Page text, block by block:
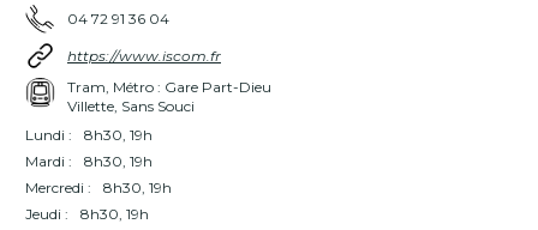
04 72 91 36 04
https://www.iscom.fr
Tram, Métro : Gare Part-Dieu
Villette, Sans Souci
Lundi :
8h30, 19h
Mardi :
8h30, 19h
Mercredi :
8h30, 19h
Jeudi :
8h30, 19h